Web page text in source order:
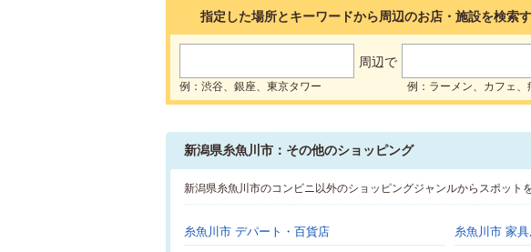
指定した場所とキーワードから周辺のお店・施設を検索
周辺で
例：渋谷、銀座、東京タワー 例：ラーメン、カフェ、
新潟県糸魚川市：その他のショッピング
新潟県糸魚川市のコンビニ以外のショッピングジャンルからスポット
糸魚川市 デパート・百貨店 糸魚川市 家